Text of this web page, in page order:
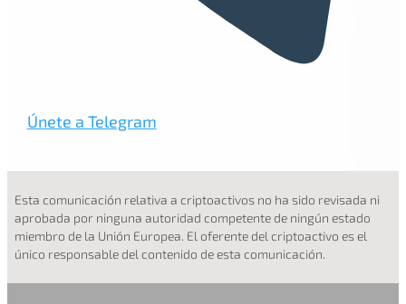
Únete a Telegram
Esta comunicación relativa a criptoactivos no ha sido revisada ni
aprobada por ninguna autoridad competente de ningún estado
miembro de la Unión Europea. El oferente del criptoactivo es el
único responsable del contenido de esta comunicación.